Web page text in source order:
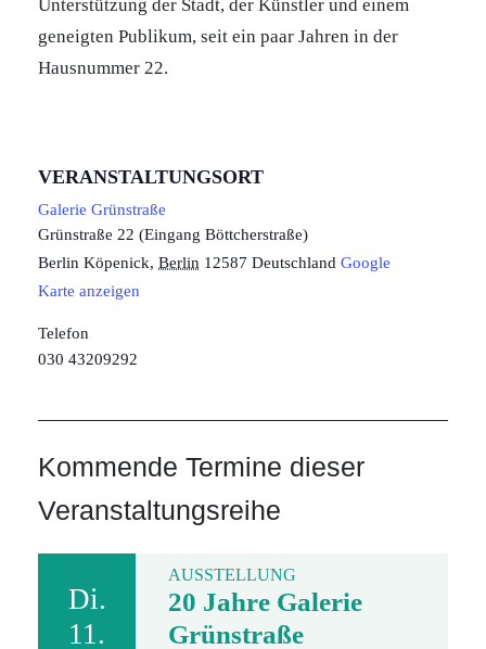
Unterstützung der Stadt, der Künstler und einem
geneigten Publikum, seit ein paar Jahren in der
Hausnummer 22.
VERANSTALTUNGSORT
Galerie Grünstraße
Grünstraße 22 (Eingang Böttcherstraße)
Berlin Köpenick, Berlin 12587 Deutschland Google
Karte anzeigen
Telefon
030 43209292
Kommende Termine dieser
Veranstaltungsreihe
Di.
11.
AUSSTELLUNG
20 Jahre Galerie
Grünstraße